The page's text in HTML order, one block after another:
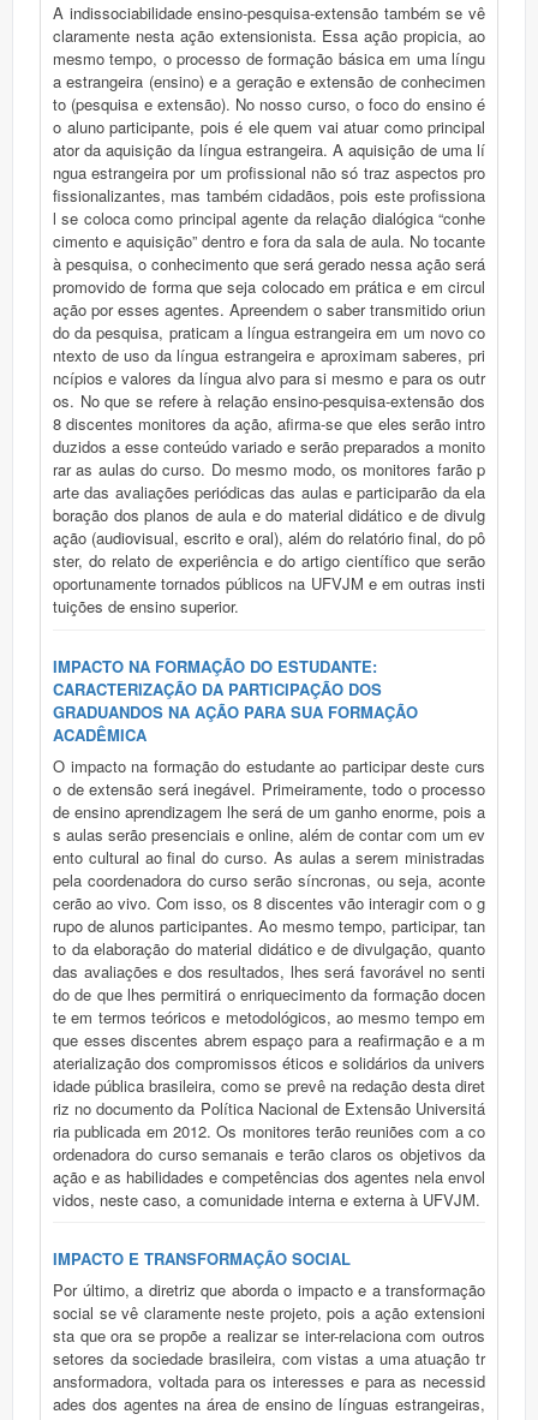
A indissociabilidade ensino-pesquisa-extensão também se vê
claramente nesta ação extensionista. Essa ação propicia, ao
mesmo tempo, o processo de formação básica em uma língu
a estrangeira (ensino) e a geração e extensão de conhecimen
to (pesquisa e extensão). No nosso curso, o foco do ensino é
o aluno participante, pois é ele quem vai atuar como principal
ator da aquisição da língua estrangeira. A aquisição de uma lí
ngua estrangeira por um profissional não só traz aspectos pro
fissionalizantes, mas também cidadãos, pois este profissiona
l se coloca como principal agente da relação dialógica “conhe
cimento e aquisição” dentro e fora da sala de aula. No tocante
à pesquisa, o conhecimento que será gerado nessa ação será
promovido de forma que seja colocado em prática e em circul
ação por esses agentes. Apreendem o saber transmitido oriun
do da pesquisa, praticam a língua estrangeira em um novo co
ntexto de uso da língua estrangeira e aproximam saberes, pri
ncípios e valores da língua alvo para si mesmo e para os outr
os. No que se refere à relação ensino-pesquisa-extensão dos
8 discentes monitores da ação, afirma-se que eles serão intro
duzidos a esse conteúdo variado e serão preparados a monito
rar as aulas do curso. Do mesmo modo, os monitores farão p
arte das avaliações periódicas das aulas e participarão da ela
boração dos planos de aula e do material didático e de divulg
ação (audiovisual, escrito e oral), além do relatório final, do pô
ster, do relato de experiência e do artigo científico que serão
oportunamente tornados públicos na UFVJM e em outras insti
tuições de ensino superior.
IMPACTO NA FORMAÇÃO DO ESTUDANTE:
CARACTERIZAÇÃO DA PARTICIPAÇÃO DOS
GRADUANDOS NA AÇÃO PARA SUA FORMAÇÃO
ACADÊMICA
O impacto na formação do estudante ao participar deste curs
o de extensão será inegável. Primeiramente, todo o processo
de ensino aprendizagem lhe será de um ganho enorme, pois a
s aulas serão presenciais e online, além de contar com um ev
ento cultural ao final do curso. As aulas a serem ministradas
pela coordenadora do curso serão síncronas, ou seja, aconte
cerão ao vivo. Com isso, os 8 discentes vão interagir com o g
rupo de alunos participantes. Ao mesmo tempo, participar, tan
to da elaboração do material didático e de divulgação, quanto
das avaliações e dos resultados, lhes será favorável no senti
do de que lhes permitirá o enriquecimento da formação docen
te em termos teóricos e metodológicos, ao mesmo tempo em
que esses discentes abrem espaço para a reafirmação e a m
aterialização dos compromissos éticos e solidários da univers
idade pública brasileira, como se prevê na redação desta diret
riz no documento da Política Nacional de Extensão Universitá
ria publicada em 2012. Os monitores terão reuniões com a co
ordenadora do curso semanais e terão claros os objetivos da
ação e as habilidades e competências dos agentes nela envol
vidos, neste caso, a comunidade interna e externa à UFVJM.
IMPACTO E TRANSFORMAÇÃO SOCIAL
Por último, a diretriz que aborda o impacto e a transformação
social se vê claramente neste projeto, pois a ação extensioni
sta que ora se propõe a realizar se inter-relaciona com outros
setores da sociedade brasileira, com vistas a uma atuação tr
ansformadora, voltada para os interesses e para as necessid
ades dos agentes na área de ensino de línguas estrangeiras,